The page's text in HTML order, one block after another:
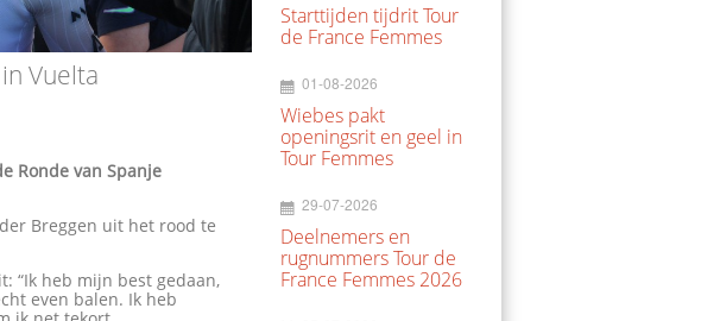
Vuelta
Ronde van Spanje
Breggen uit het rood te
“Ik heb mijn best gedaan,
even balen. Ik heb
Starttijden tijdrit Tour
de France Femmes
01-08-2026
Wiebes pakt
openingsrit en geel in
Tour Femmes
29-07-2026
Deelnemers en
rugnummers Tour de
France Femmes 2026